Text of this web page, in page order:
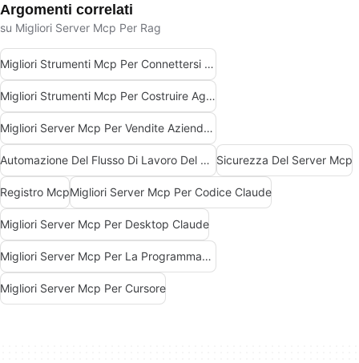
Argomenti correlati
su Migliori Server Mcp Per Rag
Migliori Strumenti Mcp Per Connettersi Ai Dati
Migliori Strumenti Mcp Per Costruire Agenti Ai
Migliori Server Mcp Per Vendite Aziendali Marketing
Automazione Del Flusso Di Lavoro Del Server Mcp Sicurezza Del Server Mcp
Registro McpMigliori Server Mcp Per Codice Claude
Migliori Server Mcp Per Desktop Claude
Migliori Server Mcp Per La Programmazione
Migliori Server Mcp Per Cursore